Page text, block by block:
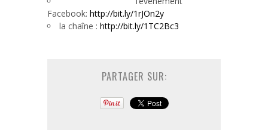
Facebook: http://bit.ly/1rJOn2y
la chaîne : http://bit.ly/1TC2Bc3
PARTAGER SUR: